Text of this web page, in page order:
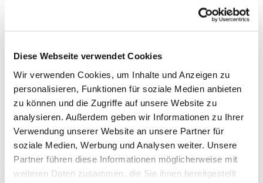
Diese Webseite verwendet Cookies
Wir verwenden Cookies, um Inhalte und Anzeigen zu
personalisieren, Funktionen für soziale Medien anbieten
zu können und die Zugriffe auf unsere Website zu
analysieren. Außerdem geben wir Informationen zu Ihrer
Verwendung unserer Website an unsere Partner für
soziale Medien, Werbung und Analysen weiter. Unsere
Partner führen diese Informationen möglicherweise mit
weiteren Daten zusammen, die Sie ihnen bereitgestellt
Stellenbörse für Krankenhäuser
Zurück zu den Suchergebnissen
Klinikum Penzberg
Am Schloßbichl 7
82377 Penzberg